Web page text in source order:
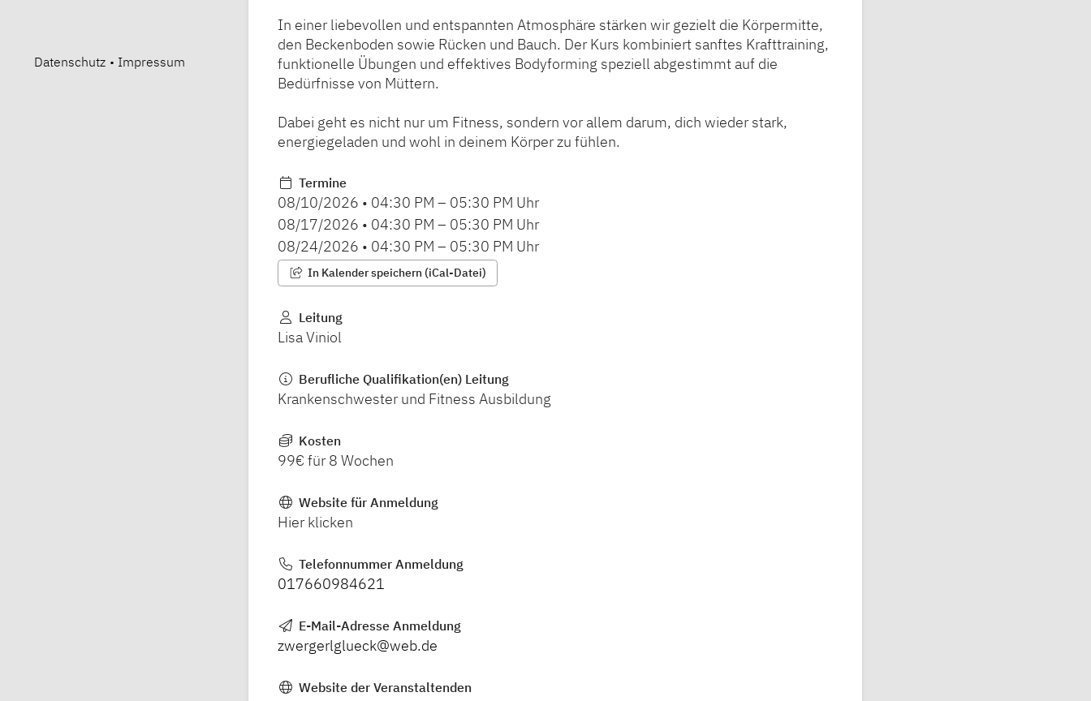
Datenschutz • Impressum
In einer liebevollen und entspannten Atmosphäre stärken wir gezielt die Körpermitte,
den Beckenboden sowie Rücken und Bauch. Der Kurs kombiniert sanftes Krafttraining,
funktionelle Übungen und effektives Bodyforming speziell abgestimmt auf die
Bedürfnisse von Müttern.
Dabei geht es nicht nur um Fitness, sondern vor allem darum, dich wieder stark,
energiegeladen und wohl in deinem Körper zu fühlen.
Termine
08/10/2026 • 04:30 PM – 05:30 PM Uhr
08/17/2026 • 04:30 PM – 05:30 PM Uhr
08/24/2026 • 04:30 PM – 05:30 PM Uhr
In Kalender speichern (iCal-Datei)
Leitung
Lisa Viniol
Berufliche Qualifikation(en) Leitung
Krankenschwester und Fitness Ausbildung
Kosten
99€ für 8 Wochen
Website für Anmeldung
Hier klicken
Telefonnummer Anmeldung
017660984621
E-Mail-Adresse Anmeldung
zwergerlglueck@web.de
Website der Veranstaltenden